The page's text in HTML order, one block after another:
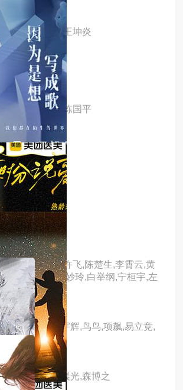
宇,李芷珺,姿娜,王坤炎
杰,池瑞淋,卢山,陈国平
至04集
的窗
迎,高至霆
至20260113集
成歌
,黄雅莉,厉娜,许飞,陈楚生,李霄云,黄
,段林希,刘忻,苏妙玲,白举纲,宁桓宇,左
青,陈行甲,董宇辉,鸟鸟,项飙,易立竞,
鲁一,张钧甯,张晨光,森博之